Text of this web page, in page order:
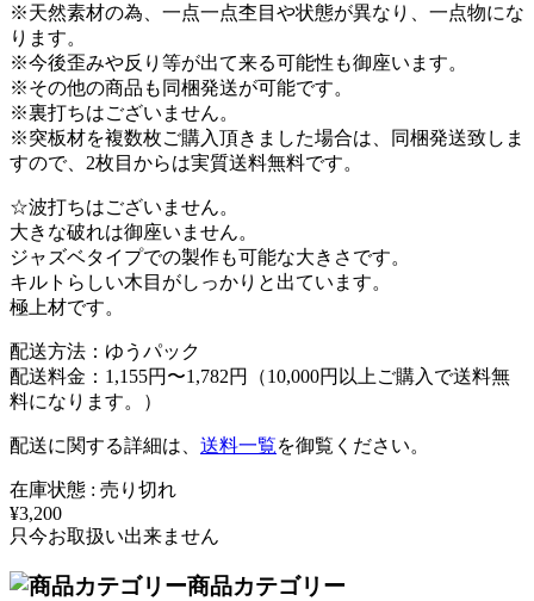
※天然素材の為、一点一点杢目や状態が異なり、一点物にな
ります。
※今後歪みや反り等が出て来る可能性も御座います。
※その他の商品も同梱発送が可能です。
※裏打ちはございません。
※突板材を複数枚ご購入頂きました場合は、同梱発送致しま
すので、2枚目からは実質送料無料です。
☆波打ちはございません。
大きな破れは御座いません。
ジャズベタイプでの製作も可能な大きさです。
キルトらしい木目がしっかりと出ています。
極上材です。
配送方法：ゆうパック
配送料金：1,155円〜1,782円（10,000円以上ご購入で送料無
料になります。）
配送に関する詳細は、 送料一覧を御覧ください。
在庫状態 : 売り切れ
¥3,200
只今お取扱い出来ません
商品カテゴリー